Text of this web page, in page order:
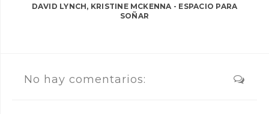
DAVID LYNCH, KRISTINE MCKENNA - ESPACIO PARA
SOÑAR
No hay comentarios: